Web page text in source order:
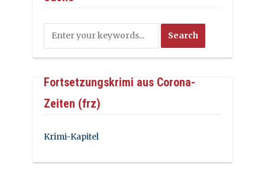
Fortsetzungskrimi aus Corona-
Zeiten (frz)
Krimi-Kapitel